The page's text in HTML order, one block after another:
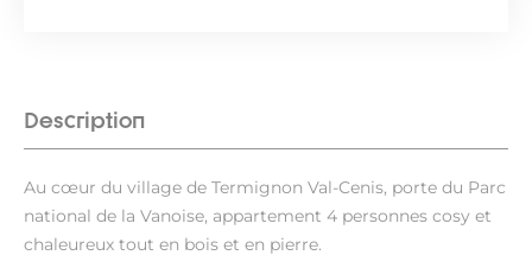
Description
Au cœur du village de Termignon Val-Cenis, porte du Parc
national de la Vanoise, appartement 4 personnes cosy et
chaleureux tout en bois et en pierre.